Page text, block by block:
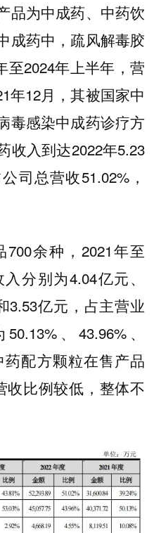
品为中成药、中药饮
成药中，疏风解毒胶
至2024年上半年，营
年12月，其被国家中
毒感染中成药诊疗方
收入到达2022年5.23
司总营收51.02%，
余种，2021年至
分别为4.04亿元、
3.53亿元，占主营业
、43.96%、
药配方颗粒在售产品
收比例较低，整体不